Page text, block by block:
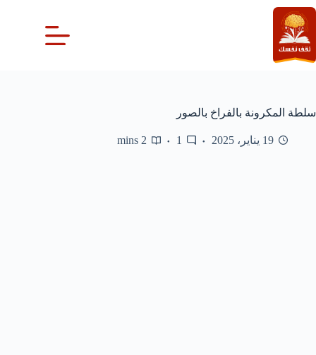
التجاوز
إلى
المحتوى
سلطة المكرونة بالفراخ بالصور
19 يناير، 2025 1
2 mins